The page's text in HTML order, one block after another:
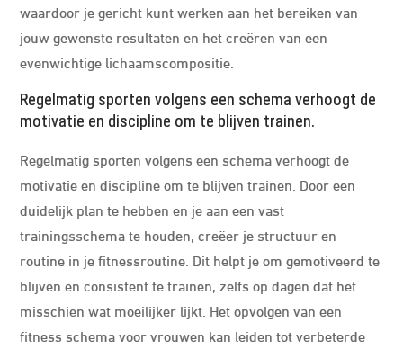
waardoor je gericht kunt werken aan het bereiken van
jouw gewenste resultaten en het creëren van een
evenwichtige lichaamscompositie.
Regelmatig sporten volgens een schema verhoogt de
motivatie en discipline om te blijven trainen.
Regelmatig sporten volgens een schema verhoogt de
motivatie en discipline om te blijven trainen. Door een
duidelijk plan te hebben en je aan een vast
trainingsschema te houden, creëer je structuur en
routine in je fitnessroutine. Dit helpt je om gemotiveerd te
blijven en consistent te trainen, zelfs op dagen dat het
misschien wat moeilijker lijkt. Het opvolgen van een
fitness schema voor vrouwen kan leiden tot verbeterde